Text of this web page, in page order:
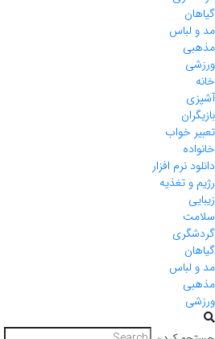
گیاهان
مد و لباس
مذهبی
ورزشی
خانه
آشپزی
بازیگران
تعبیر خواب
خانواده
دانلود نرم افزار
رژیم و تغذیه
زیبایی
سلامت
گردشگری
گیاهان
مد و لباس
مذهبی
ورزشی